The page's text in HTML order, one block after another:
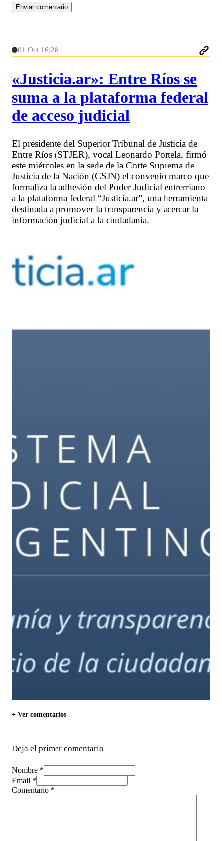
01 Oct 16:28
«Justicia.ar»: Entre Ríos se
suma a la plataforma federal
de acceso judicial
El presidente del Superior Tribunal de Justicia de
Entre Ríos (STJER), vocal Leonardo Portela, firmó
este miércoles en la sede de la Corte Suprema de
Justicia de la Nación (CSJN) el convenio marco que
formaliza la adhesión del Poder Judicial entrerriano
a la plataforma federal “Justicia.ar”, una herramienta
destinada a promover la transparencia y acercar la
información judicial a la ciudadanía.
+ Ver comentarios
Deja el primer comentario
Nombre *
Email *
Comentario *